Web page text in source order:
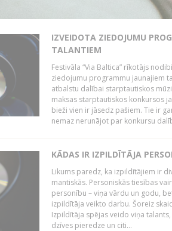
IZVEIDOTA ZIEDOJUMU
TALANTIEM
Festivāla “Via Baltica” rīkotājs
ziedojumu programmu jaunajiem
atbalstu dalībai starptautiskos
maksas starptautiskos konkursos
bieži vien ir jāsedz pašiem. Tie ir
nemaz nerunājot par konkursu
KĀDAS IR IZPILDĪTĀJA
Likums paredz, ka izpildītājiem ir
mantiskās. Personiskās tiesības
personību – viņa vārdu un godu,
izpildītāja veikto darbu. Šoreiz
Izpildītāja spējas veido viņa
dzīves pieredze un citi...